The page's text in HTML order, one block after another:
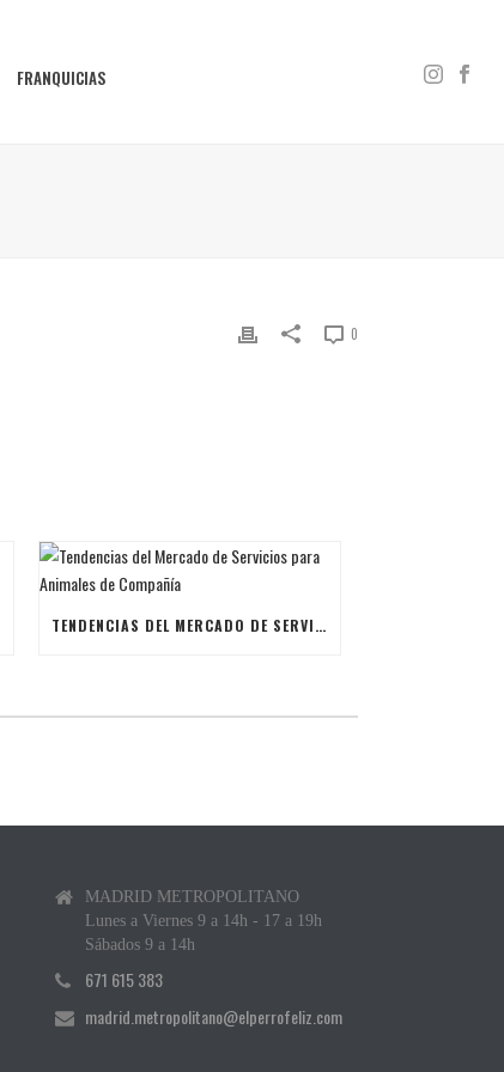
FRANQUICIAS
0
TENDENCIAS DEL MERCADO DE SERVICIOS PARA ANIMALES DE COMPAÑÍA
MADRID METROPOLITANO
Lunes a Viernes 9 a 14h - 17 a 19h
Sábados 9 a 14h
671 615 383
madrid.metropolitano@elperrofeliz.com